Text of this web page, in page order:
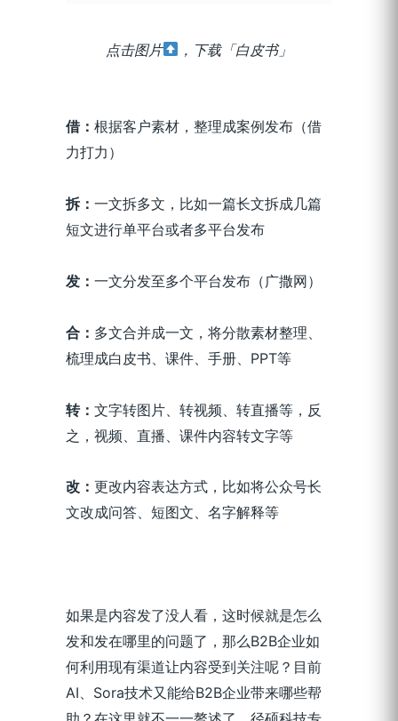
点击图片 ，下载「白皮书」
借 ： 根据客户素材，整理成案例发布（借
力打力）
拆 ： 一文拆多文，比如一篇长文拆成几篇
短文进行单平台或者多平台发布
发： 一文分发至多个平台发布（广撒网）
合 ： 多文合并成一文，将分散素材整理、
梳理成白皮书、课件、手册、PPT等
转： 文字转图片、转视频、转直播等，反
之，视频、直播、课件内容转文字等
改 ： 更改内容表达方式，比如将公众号长
文改成问答、短图文、名字解释等
如果是内容发了没人看，这时候就是怎么
发和发在哪里的问题了，那么B2B企业如
何利用现有渠道让内容受到关注呢？目前
AI、Sora技术又能给B2B企业带来哪些帮